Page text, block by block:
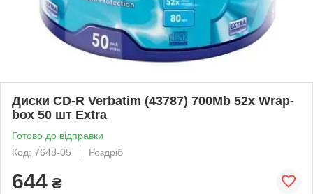
Диски CD-R Verbatim (43787) 700Mb 52x Wrap-
box 50 шт Extra
Готово до відправки
Код: 7648-05
Роздріб
644 ₴